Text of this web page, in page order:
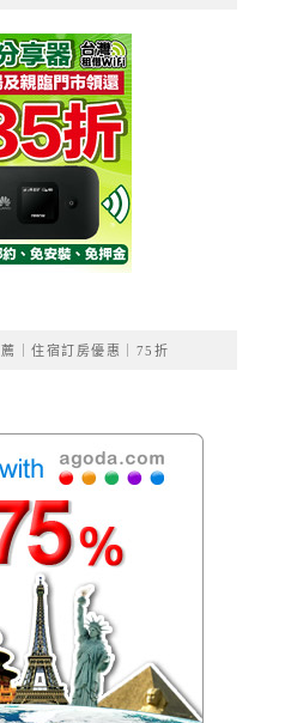
｜住宿訂房優惠｜75折